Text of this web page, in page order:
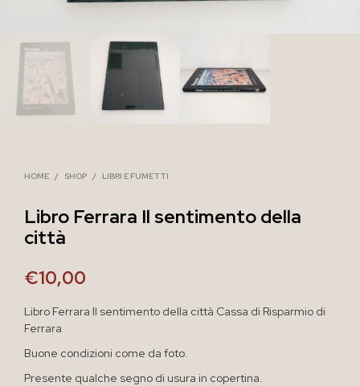
HOME / SHOP / LIBRI E FUMETTI
Libro Ferrara Il sentimento della
città
€10,00
Libro Ferrara Il sentimento della città Cassa di Risparmio di
Ferrara
Buone condizioni come da foto.
Presente qualche segno di usura in copertina.